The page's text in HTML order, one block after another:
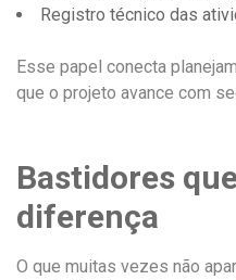
Registro técnico das
Esse papel conecta
que o projeto avance com
Bastidores
diferença
O que muitas vezes não